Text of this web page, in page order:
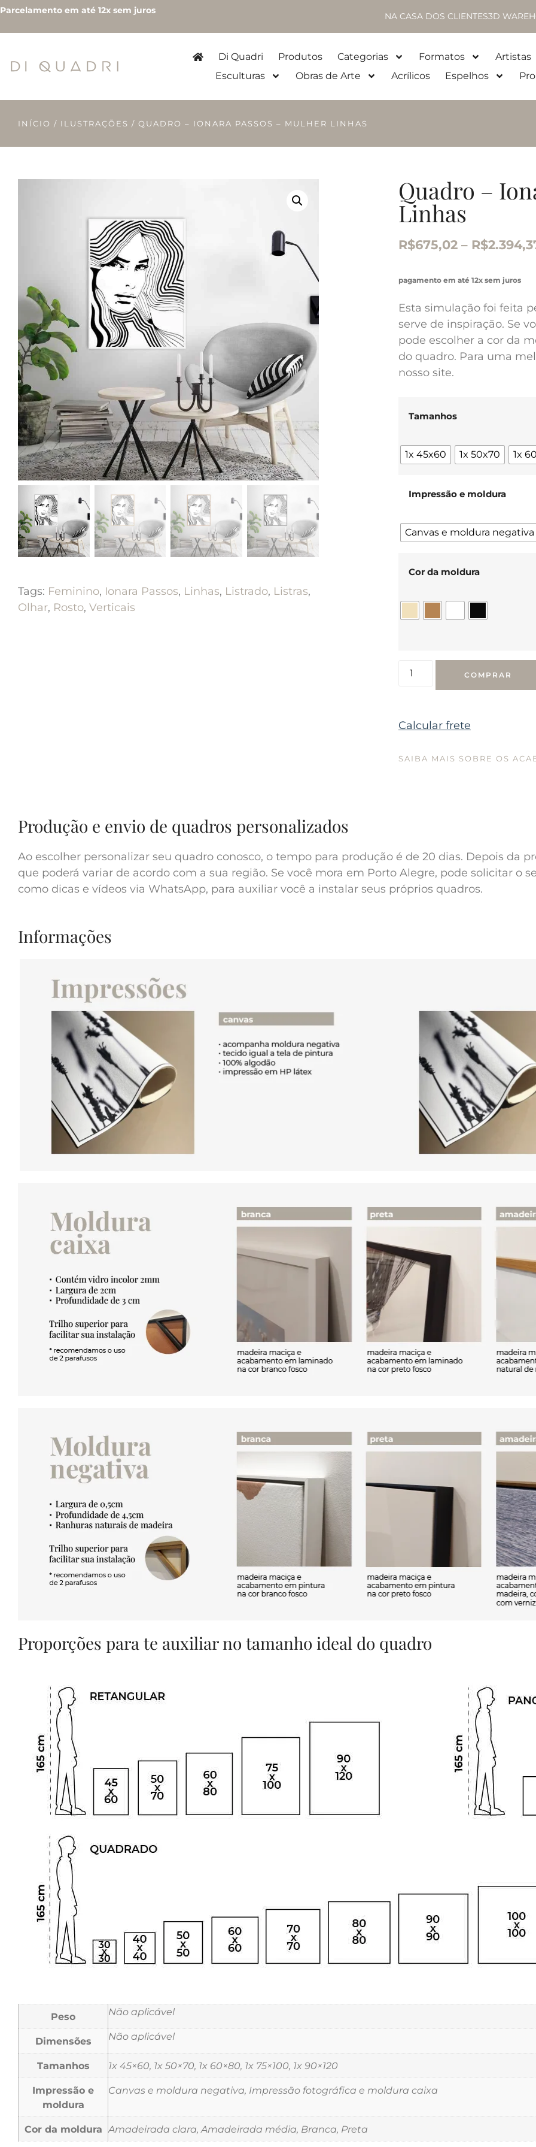
Parcelamento em até 12x sem juros
NA CASA DOS CLIENTES3D
Di Quadri Produtos Categorias Formatos Artistas
Esculturas
Obras de Arte Acrílicos Espelhos
INÍCIO / ILUSTRAÇÕES / QUADRO – IONARA PASSOS – MULHER LINHAS
Tags: Feminino, Ionara Passos, Linhas, Listrado, Listras,
Olhar, Rosto, Verticais
Quadro –
Linhas
R$675,02 – R$
pagamento em até 12x sem juros
Esta simulação foi feita
serve de inspiração. Se
pode escolher a cor da
do quadro. Para uma
nosso site.
Tamanhos
1x 45x60 1x 50x70 1x
Impressão e moldura
Canvas e moldura negativa
Cor da moldura
COMPRAR
Calcular frete
SAIBA MAIS SOBRE OS
Produção e envio de quadros personalizados
Ao escolher personalizar seu quadro conosco, o tempo para produção é de 20 dias. Depois da
que poderá variar de acordo com a sua região. Se você mora em Porto Alegre, pode solicitar o
como dicas e vídeos via WhatsApp, para auxiliar você a instalar seus próprios quadros.
Informações
Proporções para te auxiliar no tamanho ideal do quadro
Peso Não aplicável
Dimensões Não aplicável
Tamanhos 1x 45×60, 1x 50×70, 1x 60×80, 1x 75×100, 1x 90×120
Impressão e
moldura
Canvas e moldura negativa, Impressão fotográfica e moldura caixa
Cor da moldura Amadeirada clara, Amadeirada média, Branca, Preta